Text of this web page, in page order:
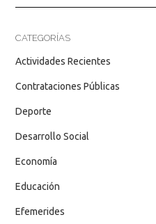
CATEGORÍAS
Actividades Recientes
Contrataciones Públicas
Deporte
Desarrollo Social
Economía
Educación
Efemerides